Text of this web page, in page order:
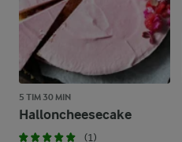
5 TIM 30 MIN
Halloncheesecake
(1)